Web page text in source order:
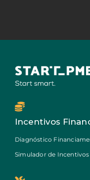
Incentivos
Diagnóstico
Simulador de Incentivos